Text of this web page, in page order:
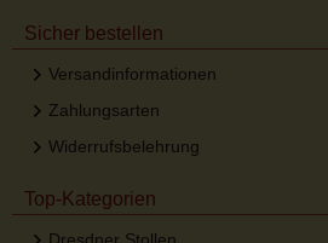
Sicher bestellen
Versandinformationen
Zahlungsarten
Widerrufsbelehrung
Top-Kategorien